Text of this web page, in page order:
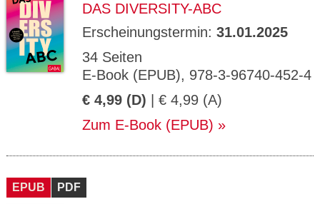
DAS DIVERSITY-ABC
Erscheinungstermin: 31.01.2025
34 Seiten
E-Book (EPUB), 978-3-96740-452-4
€ 4,99 (D) | € 4,99 (A)
Zum E-Book (EPUB)
EPUB PDF